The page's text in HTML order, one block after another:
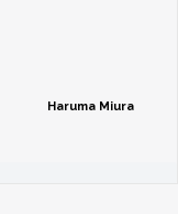
Haruma Miura